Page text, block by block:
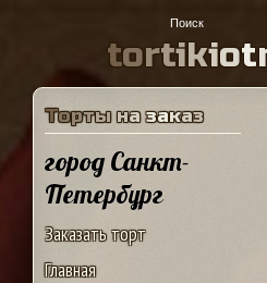
tortikiot
Торты на заказ
город Санкт-
Петербург
Заказать торт
Главная